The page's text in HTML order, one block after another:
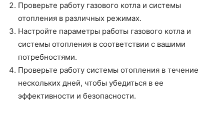
Проверьте работу газового котла и системы
отопления в различных режимах.
Настройте параметры работы газового котла и
системы отопления в соответствии с вашими
потребностями.
Проверьте работу системы отопления в течение
нескольких дней, чтобы убедиться в ее
эффективности и безопасности.